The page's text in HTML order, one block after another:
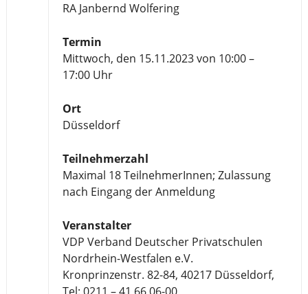
RA Janbernd Wolfering
Termin
Mittwoch, den 15.11.2023 von 10:00 –
17:00 Uhr
Ort
Düsseldorf
Teilnehmerzahl
Maximal 18 TeilnehmerInnen; Zulassung
nach Eingang der Anmeldung
Veranstalter
VDP Verband Deutscher Privatschulen
Nordrhein-Westfalen e.V.
Kronprinzenstr. 82-84, 40217 Düsseldorf,